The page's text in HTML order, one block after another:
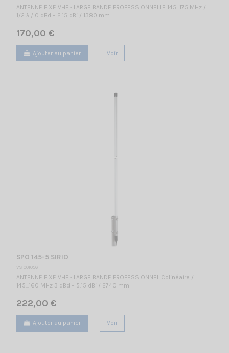
ANTENNE FIXE VHF - LARGE BANDE PROFESSIONNELLE 145...175 MHz /
1/2 λ / 0 dBd – 2.15 dBi / 1380 mm
170,00 €
Ajouter au panier Voir
SPO 145-5 SIRIO
VS 001056
ANTENNE FIXE VHF - LARGE BANDE PROFESSIONNEL Colinéaire /
145...160 MHz 3 dBd – 5.15 dBi / 2740 mm
222,00 €
Ajouter au panier Voir